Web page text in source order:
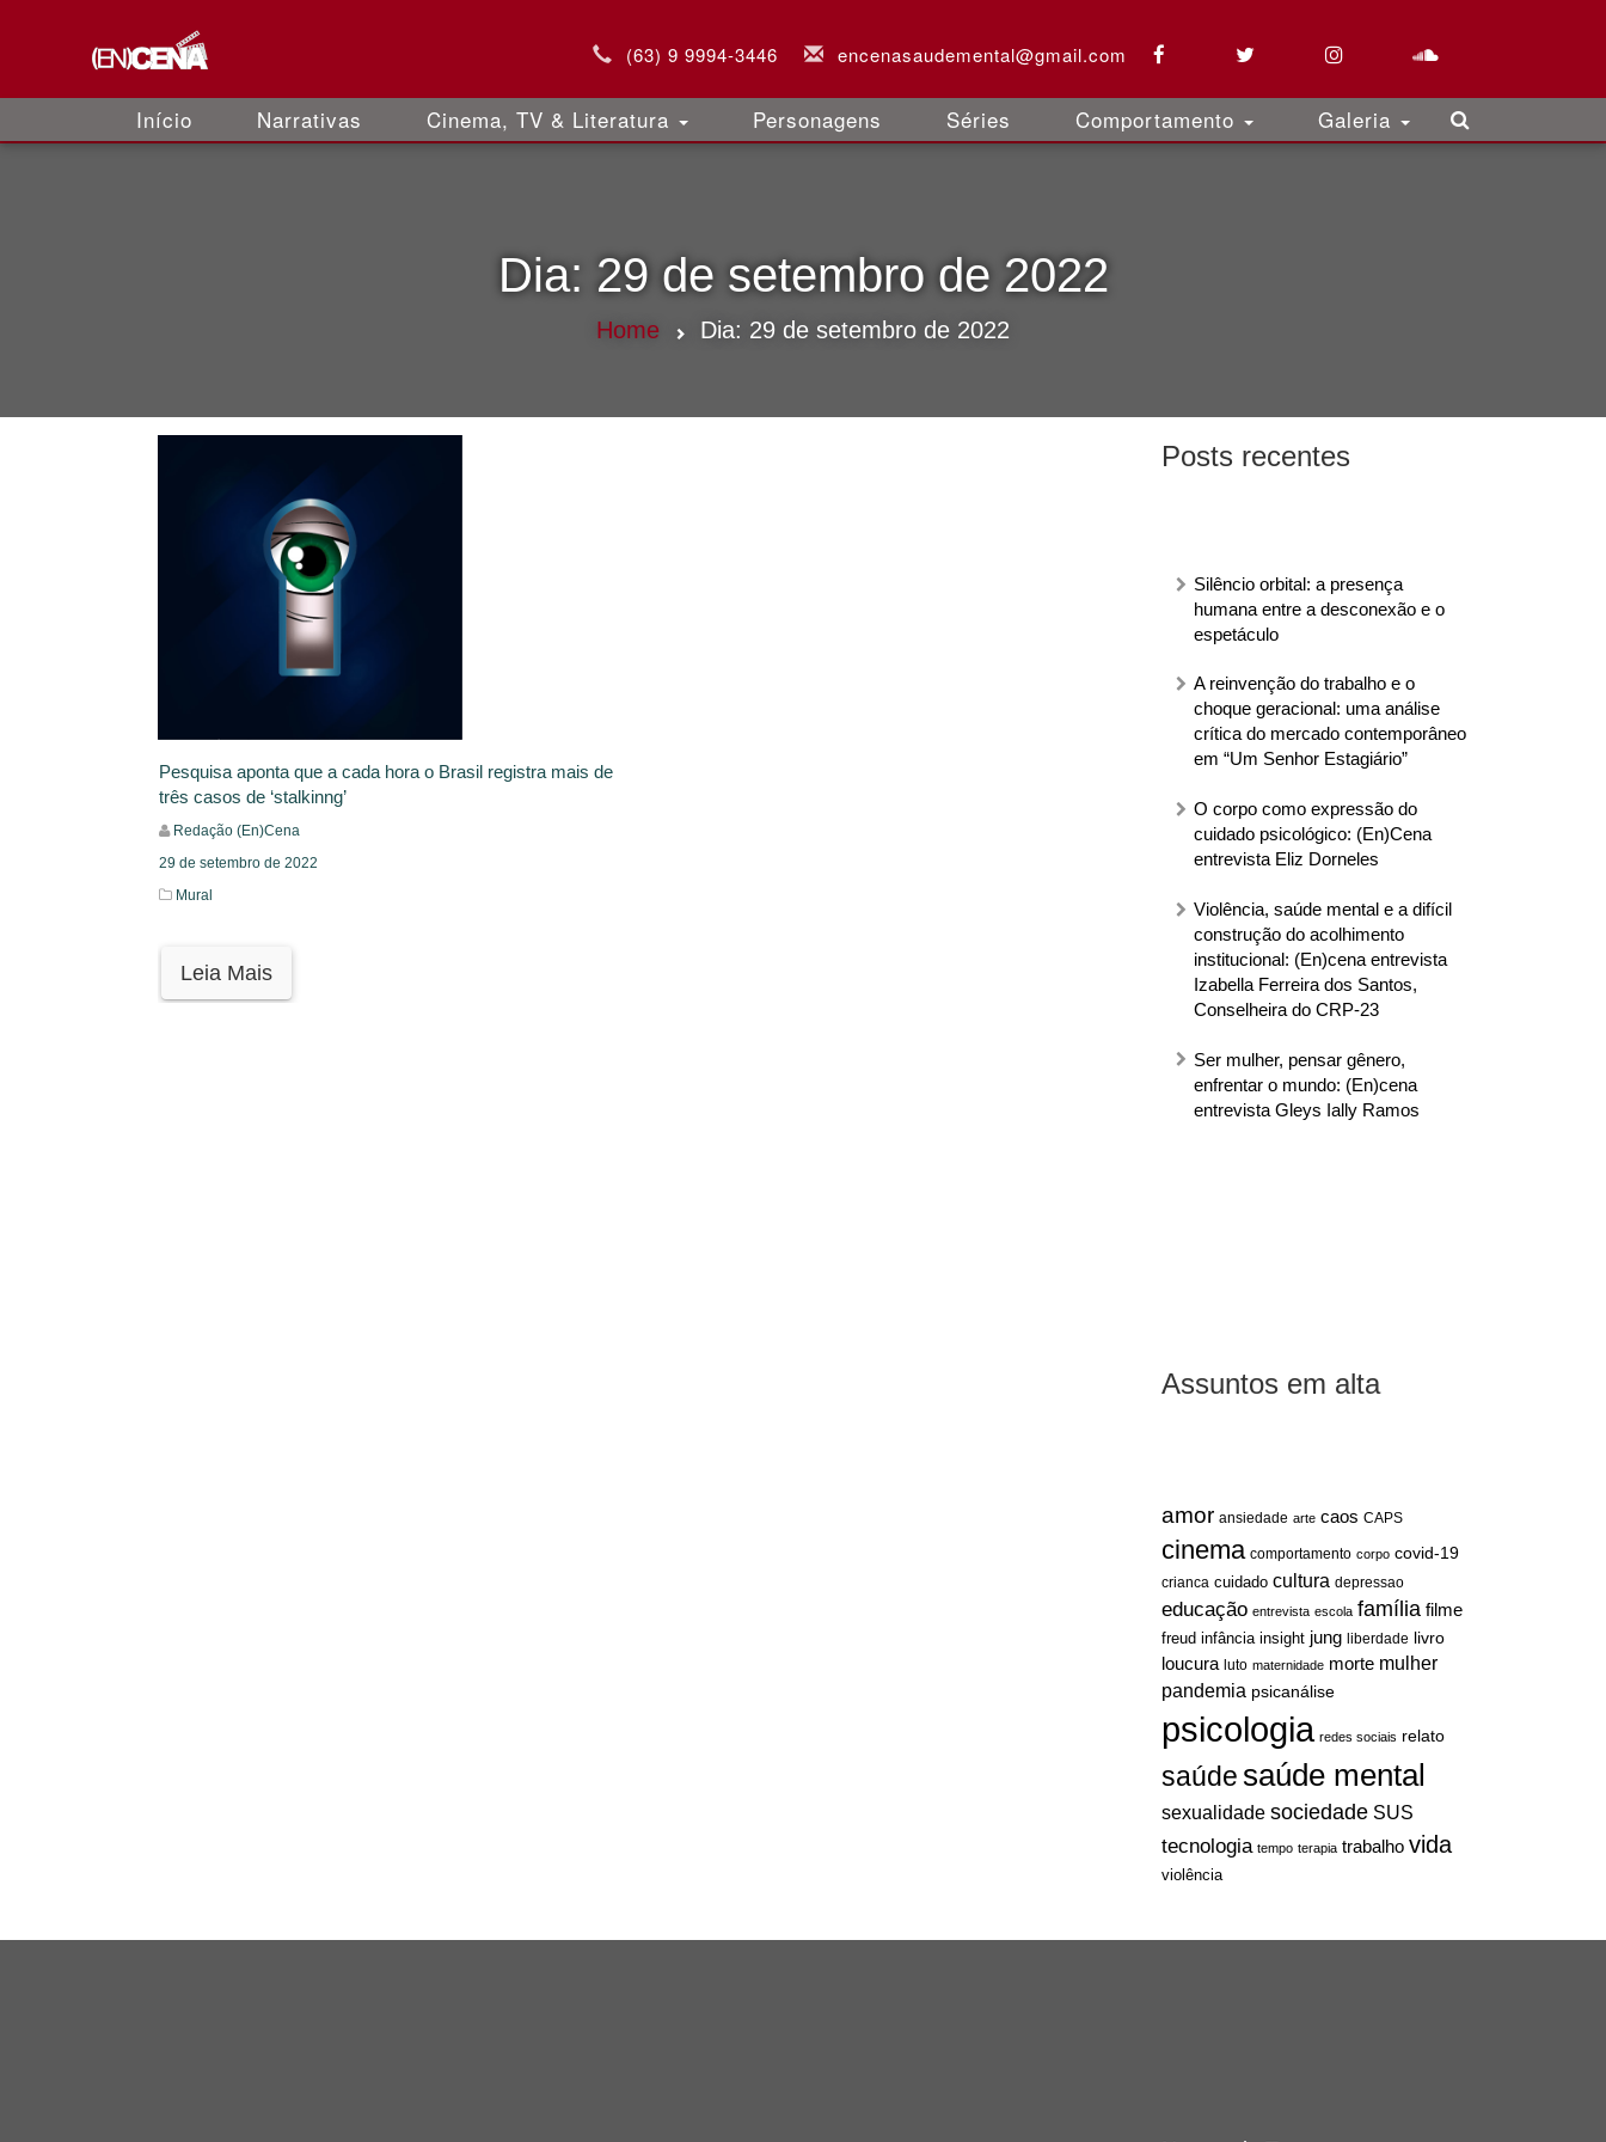
(63) 9 9994-3446 encenasaudemental@gmail.com
Início Narrativas Cinema, TV & Literatura Personagens Séries Comportamento Galeria
Dia: 29 de setembro de 2022
Home Dia: 29 de setembro de 2022
Posts recentes
Silêncio orbital: a presença
humana entre a desconexão e o
espetáculo
A reinvenção do trabalho e o
choque geracional: uma análise
crítica do mercado contemporâneo
em “Um Senhor Estagiário”
O corpo como expressão do
cuidado psicológico: (En)Cena
entrevista Eliz Dorneles
Violência, saúde mental e a difícil
construção do acolhimento
institucional: (En)cena entrevista
Izabella Ferreira dos Santos,
Conselheira do CRP-23
Ser mulher, pensar gênero,
enfrentar o mundo: (En)cena
entrevista Gleys Ially Ramos
Assuntos em alta
amor ansiedade arte caos CAPS
cinema comportamento corpo covid-19
crianca cuidado cultura depressao
educação entrevista escola família filme
freud infância insight jung liberdade livro
loucura luto maternidade morte mulher
pandemia psicanálise
psicologia redes sociais relato
saúdesaúde mental
sexualidade sociedade SUS
tecnologia tempo terapia trabalho vida
violência
Pesquisa aponta que a cada hora o Brasil registra mais de
três casos de ‘stalkinng’
Redação (En)Cena
29 de setembro de 2022
Mural
Leia Mais